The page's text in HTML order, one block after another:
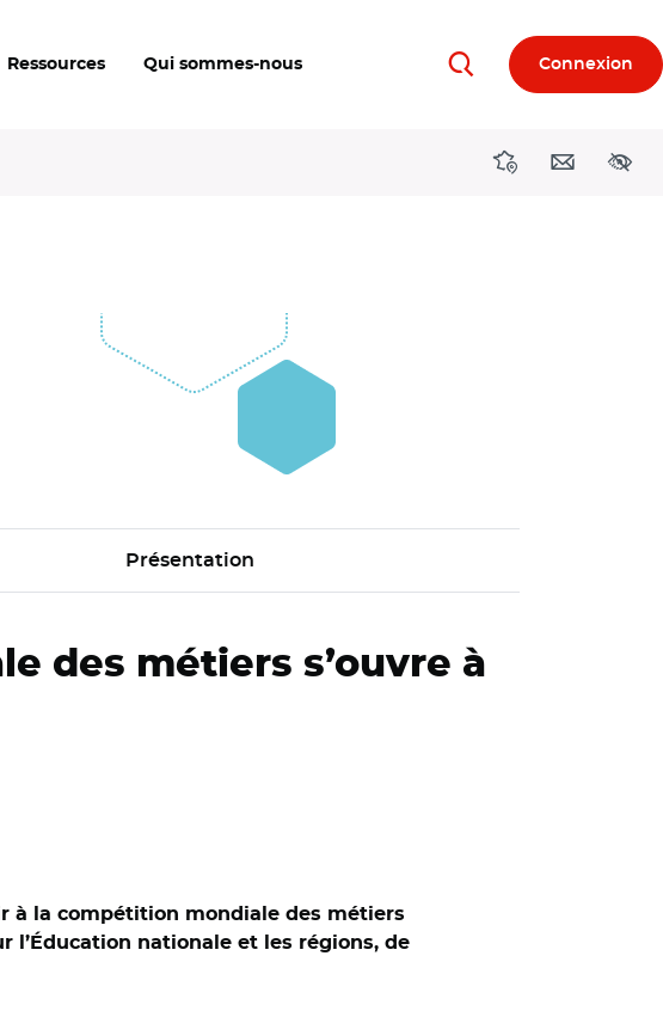
Ressources Qui sommes-nous RechercherConnexion
DirectionsContact
Présentation
des métiers s’ouvre à
à la compétition mondiale des métiers
l’Éducation nationale et les régions, de